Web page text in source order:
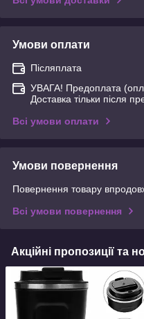
Умови оплати
Післяплата
УВАГА! Предоплата
Доставка тільки після
Всі умови оплати
Умови повернення
Повернення товару
Всі умови повернення
Акційні пропозиції та